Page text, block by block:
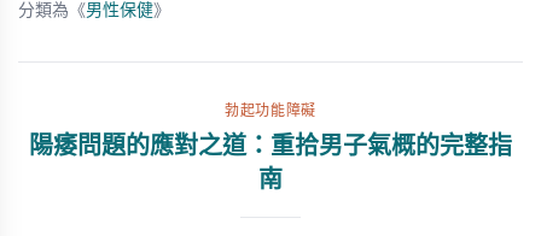
分類為《男性保健》
勃起功能障礙
陽痿問題的應對之道：重拾男子氣概的完整指
南